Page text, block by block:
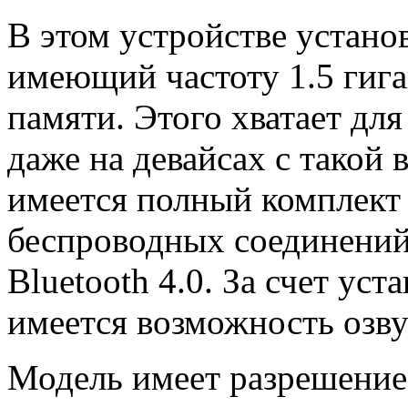
В этом устройстве
имеющий частоту 1.5
памяти. Этого хватает
даже на девайсах с
имеется полный
беспроводных
Bluetooth 4.0. За счет
имеется возможность
Модель имеет